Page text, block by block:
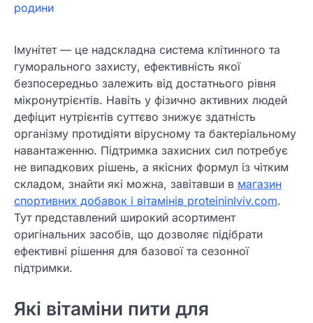
родини
Імунітет — це надскладна система клітинного та
гуморального захисту, ефективність якої
безпосередньо залежить від достатнього рівня
мікронутрієнтів. Навіть у фізично активних людей
дефіцит нутрієнтів суттєво знижує здатність
організму протидіяти вірусному та бактеріальному
навантаженню. Підтримка захисних сил потребує
не випадкових рішень, а якісних формул із чітким
складом, знайти які можна, завітавши в магазин
спортивних добавок і вітамінів proteininlviv.com.
Тут представлений широкий асортимент
оригінальних засобів, що дозволяє підібрати
ефективні рішення для базової та сезонної
підтримки.
Які вітаміни пити для